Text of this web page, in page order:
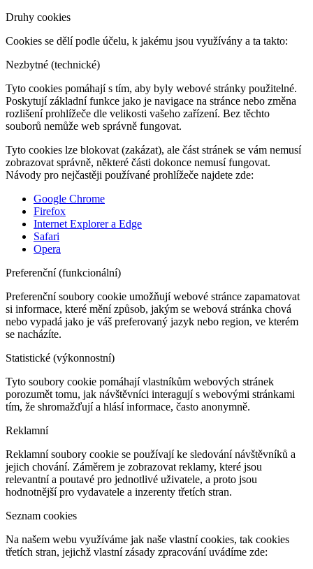
Druhy cookies
Cookies se dělí podle účelu, k jakému jsou využívány a ta takto:
Nezbytné (technické)
Tyto cookies pomáhají s tím, aby byly webové stránky použitelné.
Poskytují základní funkce jako je navigace na stránce nebo změna
rozlišení prohlížeče dle velikosti vašeho zařízení. Bez těchto
souborů nemůže web správně fungovat.
Tyto cookies lze blokovat (zakázat), ale část stránek se vám nemusí
zobrazovat správně, některé části dokonce nemusí fungovat.
Návody pro nejčastěji používané prohlížeče najdete zde:
Google Chrome
Firefox
Internet Explorer a Edge
Safari
Opera
Preferenční (funkcionální)
Preferenční soubory cookie umožňují webové stránce zapamatovat
si informace, které mění způsob, jakým se webová stránka chová
nebo vypadá jako je váš preferovaný jazyk nebo region, ve kterém
se nacházíte.
Statistické (výkonnostní)
Tyto soubory cookie pomáhají vlastníkům webových stránek
porozumět tomu, jak návštěvníci interagují s webovými stránkami
tím, že shromažďují a hlásí informace, často anonymně.
Reklamní
Reklamní soubory cookie se používají ke sledování návštěvníků a
jejich chování. Záměrem je zobrazovat reklamy, které jsou
relevantní a poutavé pro jednotlivé uživatele, a proto jsou
hodnotnější pro vydavatele a inzerenty třetích stran.
Seznam cookies
Na našem webu využíváme jak naše vlastní cookies, tak cookies
třetích stran, jejichž vlastní zásady zpracování uvádíme zde: